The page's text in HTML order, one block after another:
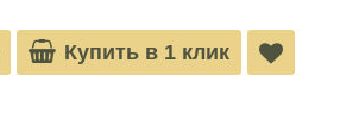
Купить в 1 клик